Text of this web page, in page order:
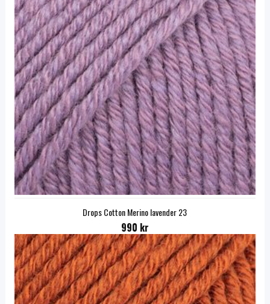
Drops Cotton Merino lavender 23
990 kr